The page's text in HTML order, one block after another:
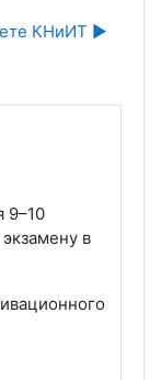
КНиИТ ▶︎
9–10
в